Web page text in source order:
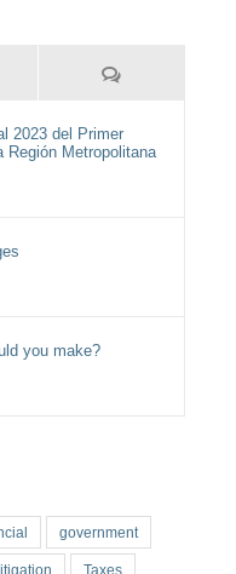
Comentarios
2023 del Primer
Región Metropolitana
you make?
government
Taxes